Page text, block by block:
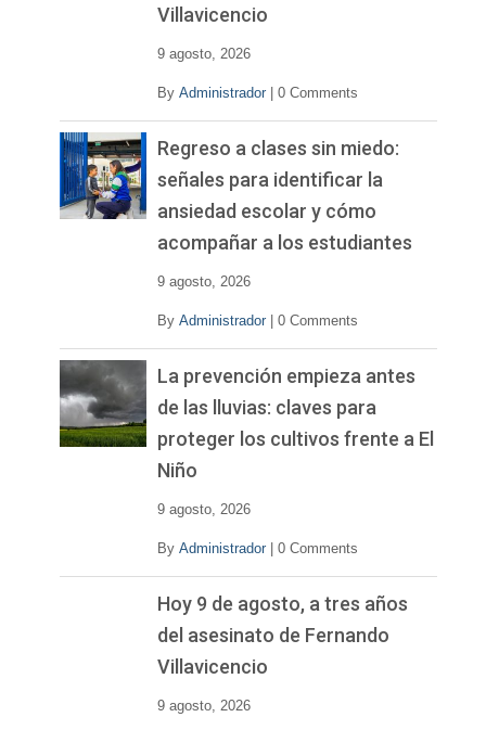
Villavicencio
9 agosto, 2026
By Administrador 0 Comments
Regreso a clases sin miedo:
señales para identificar la
ansiedad escolar y cómo
acompañar a los estudiantes
9 agosto, 2026
By Administrador 0 Comments
La prevención empieza antes
de las lluvias: claves para
proteger los cultivos frente a El
Niño
9 agosto, 2026
By Administrador 0 Comments
Hoy 9 de agosto, a tres años
del asesinato de Fernando
Villavicencio
9 agosto, 2026